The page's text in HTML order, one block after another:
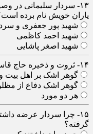
۱۳- سردار سلیمانی در
یاران خویش نام برده
شهید پور جعفری و
شهید احمد کاظمی
شهید اصغر پاشایی
۱۴- ثروت و ذخیره حاج قاسم در پیشگاه خداوند چیست؟
گوهر اشک بر اهل بیت
گوهر اشک دفاع از
هر دو مورد
۱۵- چرا سردار عرضه
گرفته؟